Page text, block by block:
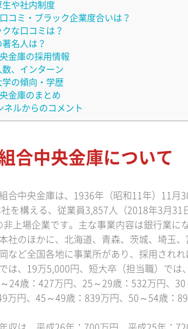
生や社内制度
コミ・ブラック企業度合いは？
クな口コミは？
名人は？
金庫の採用情報
数、インターン
学の傾向・学歴
金庫のまとめ
ネルからのコメント
合中央金庫について
合中央金庫は、1936年（昭和11年）11月
を構える、従業員3,857人（2018年3月31
上場企業です。主な事業内容は銀行業に
社のほかに、北海道、青森、茨城、埼玉
など全国各地に事業所があり、採用され
は、19万5,000円、短大卒（担当職）では
24歳：427万円、25～29歳：532万円、
万円、45～49歳：839万円、50～54歳：